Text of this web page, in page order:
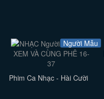
Người Mẫu
Phim Ca Nhạc - Hài Cười